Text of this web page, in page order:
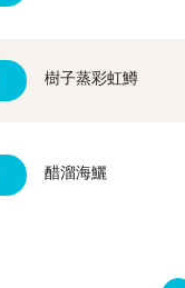
樹子蒸彩虹鱒
醋溜海鱺